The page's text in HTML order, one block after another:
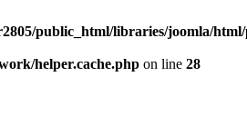
public_html/libraries/joomla/
helper.cache.php on line 28